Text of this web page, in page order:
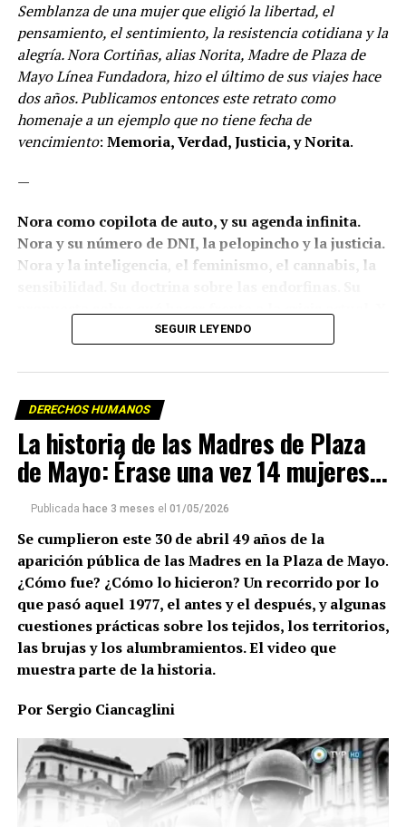
Semblanza de una mujer que eligió la libertad, el
pensamiento, el sentimiento, la resistencia cotidiana y la
alegría. Nora Cortiñas, alias Norita, Madre de Plaza de
Mayo Línea Fundadora, hizo el último de sus viajes hace
dos años. Publicamos entonces este retrato como
homenaje a un ejemplo que no tiene fecha de
vencimiento: Memoria, Verdad, Justicia, y Norita.
—
Nora como copilota de auto, y su agenda infinita.
Nora y su número de DNI, la pelopincho y la justicia.
Nora y la inteligencia el feminismo, el cannabis, la
su respuesta a una consulta: ¿qué pasará con
que todo ocurrió –o dejó de ocurrir– a las 18.41 del
jueves 30 de mayo de 2024, un rato después de la
ronda de Madres de cada jueves a la que esta vez
obviamente ella no había podido ir, internada. Tenía
94 años, cumplidos el 22 de marzo.
Es una de las figuras más importantes en la historia
argentina, una mujer gigante que nunca quiso
revelar cuánto medía, partidaria de los abrazos y de
todas las luchas, y abanderada de la sonrisa y la
cordialidad, oficios que se ejercen con el corazón. Se
despidió para instalarse en el infinito. Estos son
algunos retazos, algunas semblanzas, algunas
decirle adiós.
Por Sergio Ciancaglini
SEGUIR LEYENDO
DERECHOS HUMANOS
La historia de las Madres de Plaza
de Mayo: Érase una vez 14 mujeres…
Publicada hace 3 meses el 01/05/2026
Se cumplieron este 30 de abril 49 años de la
aparición pública de las Madres en la Plaza de Mayo.
¿Cómo fue? ¿Cómo lo hicieron? Un recorrido por lo
que pasó aquel 1977, el antes y el después, y algunas
cuestiones prácticas sobre los tejidos, los territorios,
las brujas y los alumbramientos. El video que
muestra parte de la historia.
Por Sergio Ciancaglini